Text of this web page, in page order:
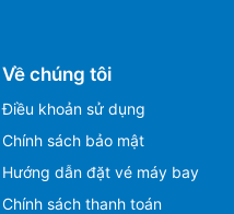
Về chúng tôi
Điều khoản sử dụng
Chính sách bảo mật
Hướng dẫn đặt vé máy bay
Chính sách thanh toán